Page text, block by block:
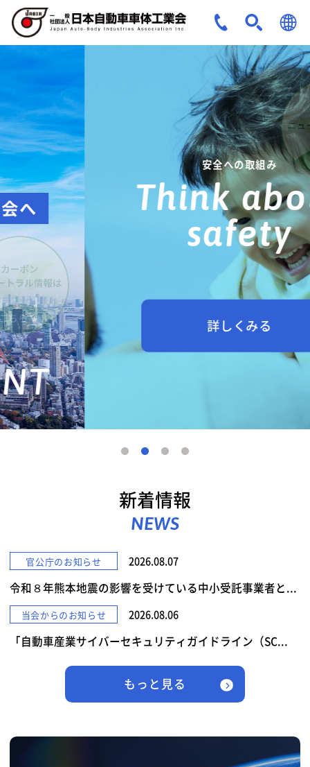
JPN
ENG
安全への取組み
Think about
safety
新着情報
NEWS
官公庁のお知らせ 2026.08.07
令和８年熊本地震の影響を受けている中小受託事業者と...
当会からのお知らせ 2026.08.06
「自動車産業サイバーセキュリティガイドライン（SC...
もっと見る